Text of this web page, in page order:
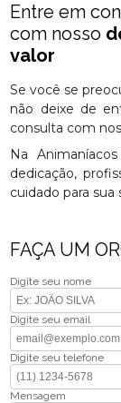
Entre em
com nosso
valor
Se você se
não deixe de
consulta com
Na
dedicação,
cuidado para
FAÇA UM
Digite seu nome
Digite seu email
Digite seu telefone
Mensagem